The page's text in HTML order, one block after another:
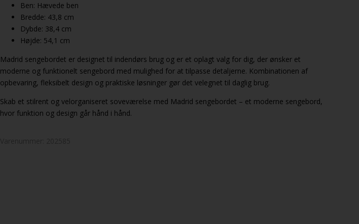
Ben: Hævede ben
Bredde: 43,8 cm
Dybde: 38,4 cm
Højde: 54,1 cm
Madrid sengebordet er designet til indendørs brug og er et oplagt valg for dig, der ønsker et
moderne og funktionelt sengebord med mulighed for at tilpasse detaljerne. Kombinationen af
opbevaring, fleksibelt design og praktiske løsninger gør det velegnet til daglig brug.
Skab et stilrent og velorganiseret soveværelse med Madrid sengebordet – et moderne sengebord,
hvor funktion og design går hånd i hånd.